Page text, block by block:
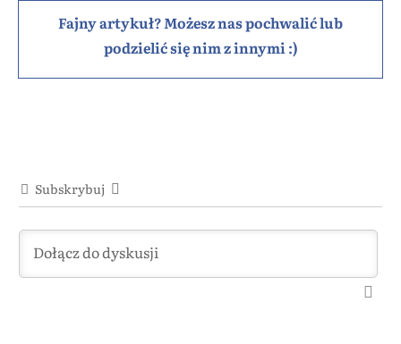
Fajny artykuł? Możesz nas pochwalić lub
podzielić się nim z innymi :)
Subskrybuj